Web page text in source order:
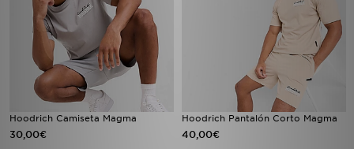
Hoodrich Camiseta Magma
30,00€
Hoodrich Pantalón Corto Magma
40,00€